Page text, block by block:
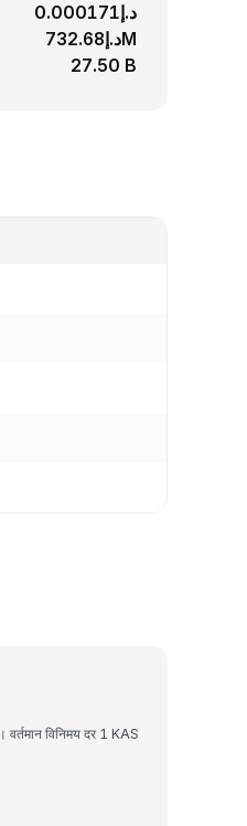
د.إ0.000171
د.إ732.68M
27.50 B
विनिमय दर 1 KAS